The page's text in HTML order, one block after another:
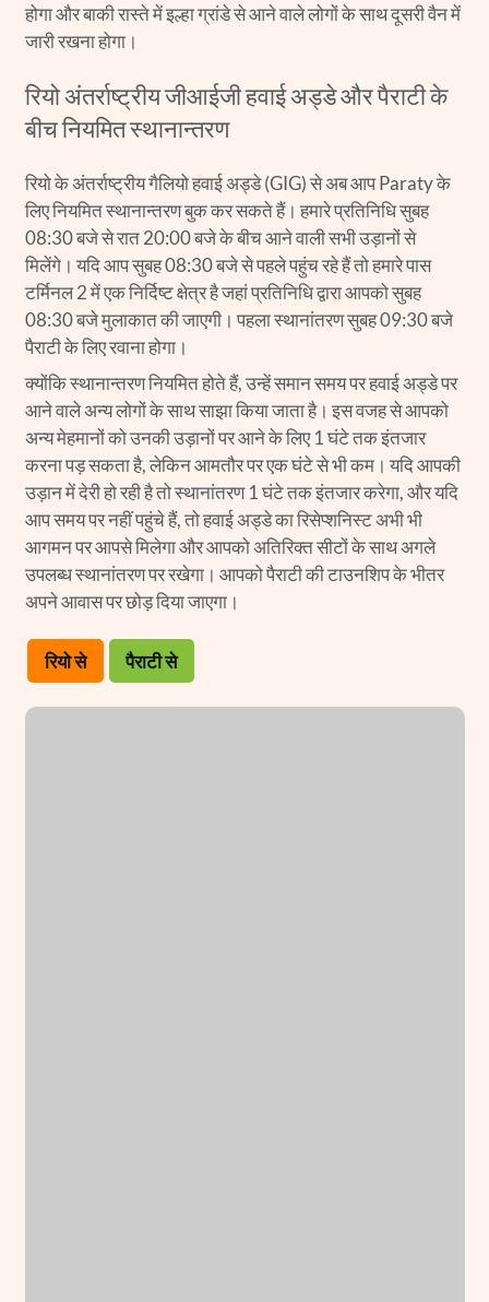
होगा और बाकी रास्ते में इल्हा ग्रांडे से आने वाले लोगों के साथ दूसरी वैन में
जारी रखना होगा।
रियो अंतर्राष्ट्रीय जीआईजी हवाई अड्डे और पैराटी के
बीच नियमित स्थानान्तरण
रियो के अंतर्राष्ट्रीय गैलियो हवाई अड्डे (GIG) से अब आप Paraty के
लिए नियमित स्थानान्तरण बुक कर सकते हैं। हमारे प्रतिनिधि सुबह
08:30 बजे से रात 20:00 बजे के बीच आने वाली सभी उड़ानों से
मिलेंगे। यदि आप सुबह 08:30 बजे से पहले पहुंच रहे हैं तो हमारे पास
टर्मिनल 2 में एक निर्दिष्ट क्षेत्र है जहां प्रतिनिधि द्वारा आपको सुबह
08:30 बजे मुलाकात की जाएगी। पहला स्थानांतरण सुबह 09:30 बजे
पैराटी के लिए रवाना होगा।
क्योंकि स्थानान्तरण नियमित होते हैं, उन्हें समान समय पर हवाई अड्डे पर
आने वाले अन्य लोगों के साथ साझा किया जाता है। इस वजह से आपको
अन्य मेहमानों को उनकी उड़ानों पर आने के लिए 1 घंटे तक इंतजार
करना पड़ सकता है, लेकिन आमतौर पर एक घंटे से भी कम। यदि आपकी
उड़ान में देरी हो रही है तो स्थानांतरण 1 घंटे तक इंतजार करेगा, और यदि
आप समय पर नहीं पहुंचे हैं, तो हवाई अड्डे का रिसेप्शनिस्ट अभी भी
आगमन पर आपसे मिलेगा और आपको अतिरिक्त सीटों के साथ अगले
उपलब्ध स्थानांतरण पर रखेगा। आपको पैराटी की टाउनशिप के भीतर
अपने आवास पर छोड़ दिया जाएगा।
रियो से पैराटी से